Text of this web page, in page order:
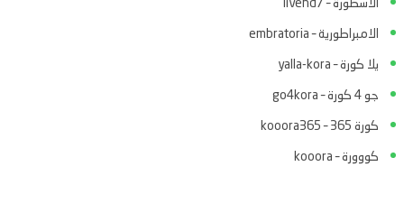
الامبراطورية – embratoria
يلا كورة – yalla-kora
جو 4 كورة – go4kora
كورة 365 – kooora365
كووورة – kooora